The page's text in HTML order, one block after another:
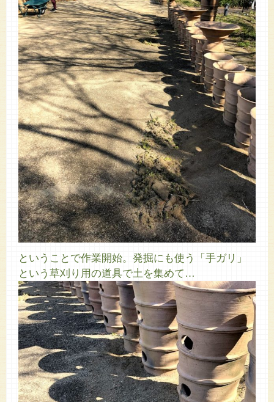
ということで作業開始。発掘にも使う「手ガリ」
という草刈り用の道具で土を集めて…